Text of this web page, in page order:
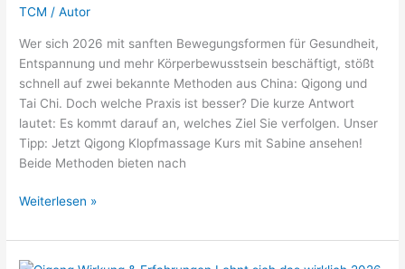
TCM /Autor
Wer sich 2026 mit sanften Bewegungsformen für Gesundheit,
Entspannung und mehr Körperbewusstsein beschäftigt, stößt
schnell auf zwei bekannte Methoden aus China: Qigong und
Tai Chi. Doch welche Praxis ist besser? Die kurze Antwort
lautet: Es kommt darauf an, welches Ziel Sie verfolgen. Unser
Tipp: Jetzt Qigong Klopfmassage Kurs mit Sabine ansehen!
Beide Methoden bieten nach
Qigong
Tai
Chi
Weiterlesen »